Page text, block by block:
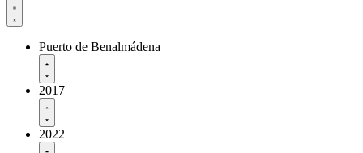
Puerto de Benalmádena
2017
2022